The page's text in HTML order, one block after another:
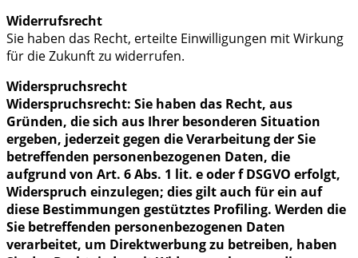
Widerrufsrecht
Sie haben das Recht, erteilte Einwilligungen mit Wirkung
für die Zukunft zu widerrufen.
Widerspruchsrecht
Widerspruchsrecht: Sie haben das Recht, aus
Gründen, die sich aus Ihrer besonderen Situation
ergeben, jederzeit gegen die Verarbeitung der Sie
betreffenden personenbezogenen Daten, die
aufgrund von Art. 6 Abs. 1 lit. e oder f DSGVO erfolgt,
Widerspruch einzulegen; dies gilt auch für ein auf
diese Bestimmungen gestütztes Profiling. Werden die
Sie betreffenden personenbezogenen Daten
verarbeitet, um Direktwerbung zu betreiben, haben